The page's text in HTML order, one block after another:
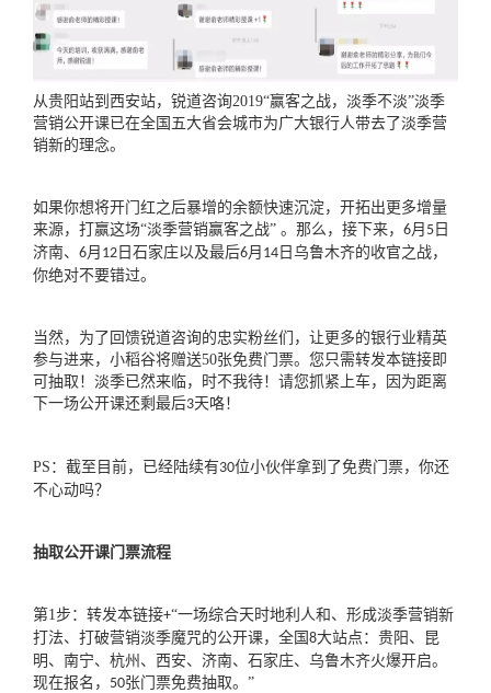
从贵阳站到西安站，锐道咨询2019“赢客之战，淡季不淡”淡季
营销公开课已在全国五大省会城市为广大银行人带去了淡季营
销新的理念。
如果你想将开门红之后暴增的余额快速沉淀，开拓出更多增量
来源，打赢这场“淡季营销赢客之战” 。那么，接下来， 6月 5 日
济南、 6月 12 日石家庄以及最后6月 14 日乌鲁木齐的收官之战，
你绝对不要错过。
当然，为了回馈锐道咨询的忠实粉丝们，让更多的银行业精英
参与进来，小稻谷将赠送50张免费门票。您只需转发本链接即
可抽取！淡季已然来临，时不我待！请您抓紧上车，因为距离
下一场公开课还剩最后3天咯！
PS ：截至目前，已经陆续有30位小伙伴拿到了免费门票，你还
不心动吗？
抽取公开课门票流程
第1步：转发本链接+“一场综合天时地利人和、形成淡季营销新
打法、打破营销淡季魔咒的公开课，全国 8大站点：贵阳、昆
明、南宁、杭州、西安、济南、石家庄、乌鲁木齐火爆开启。
现在报名， 50张门票免费抽取。”